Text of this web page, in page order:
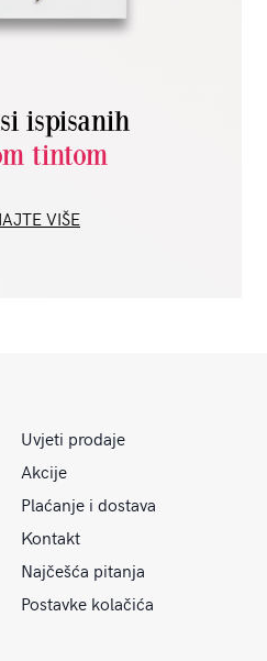
ispisanih
tintom
VIŠE
Uvjeti prodaje
Akcije
Plaćanje i dostava
Kontakt
Najčešća pitanja
Postavke kolačića